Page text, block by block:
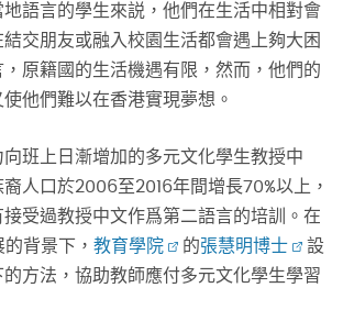
語言的學生來説，他們在生活中相對會
交朋友或融入校園生活都會遇上夠大困
原籍國的生活機遇有限，然而，他們的
他們難以在香港實現夢想。
班上日漸增加的多元文化學生教授中
人口於2006至2016年間增長70%以上，
受過教授中文作爲第二語言的培訓。在
背景下， 教育學院 的張慧明博士
設
方法，協助教師應付多元文化學生學習